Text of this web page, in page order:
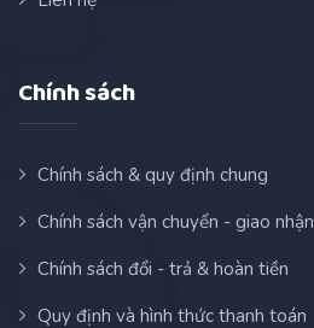
Chính sách
Chính sách & quy định chung
Chính sách vận chuyển - giao nhận
Chính sách đổi - trả & hoàn tiền
Quy định và hình thức thanh toán